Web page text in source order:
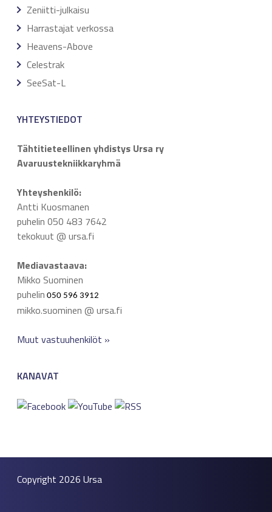
Zeniitti-julkaisu
Harrastajat verkossa
Heavens-Above
Celestrak
SeeSat-L
YHTEYSTIEDOT
Tähtitieteellinen yhdistys Ursa ry
Avaruustekniikkaryhmä
Yhteyshenkilö:
Antti Kuosmanen
puhelin 050 483 7642
tekokuut @ ursa.fi
Mediavastaava:
Mikko Suominen
puhelin 050 596 3912
mikko.suominen @ ursa.fi
Muut vastuuhenkilöt »
KANAVAT
Copyright 2026 Ursa